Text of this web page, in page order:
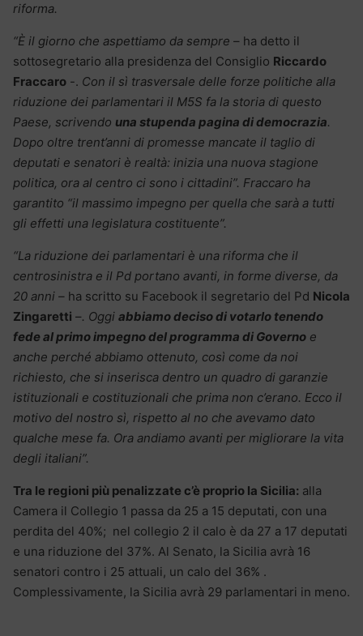
riforma.
“È il giorno che aspettiamo da sempre – ha detto il
sottosegretario alla presidenza del Consiglio Riccardo
Fraccaro -. Con il sì trasversale delle forze politiche alla
riduzione dei parlamentari il M5S fa la storia di questo
Paese, scrivendo una stupenda pagina di democrazia.
Dopo oltre trent’anni di promesse mancate il taglio di
deputati e senatori è realtà: inizia una nuova stagione
politica, ora al centro ci sono i cittadini”. Fraccaro ha
garantito “il massimo impegno per quella che sarà a tutti
gli effetti una legislatura costituente”.
“La riduzione dei parlamentari è una riforma che il
centrosinistra e il Pd portano avanti, in forme diverse, da
20 anni – ha scritto su Facebook il segretario del Pd Nicola
Zingaretti –. Oggi abbiamo deciso di votarlo tenendo
fede al primo impegno del programma di Governo e
anche perché abbiamo ottenuto, così come da noi
richiesto, che si inserisca dentro un quadro di garanzie
istituzionali e costituzionali che prima non c’erano. Ecco il
motivo del nostro sì, rispetto al no che avevamo dato
qualche mese fa. Ora andiamo avanti per migliorare la vita
degli italiani”.
Tra le regioni più penalizzate c’è proprio la Sicilia: alla
Camera il Collegio 1 passa da 25 a 15 deputati, con una
perdita del 40%; nel collegio 2 il calo è da 27 a 17 deputati
e una riduzione del 37%. Al Senato, la Sicilia avrà 16
senatori contro i 25 attuali, un calo del 36% .
Complessivamente, la Sicilia avrà 29 parlamentari in meno.